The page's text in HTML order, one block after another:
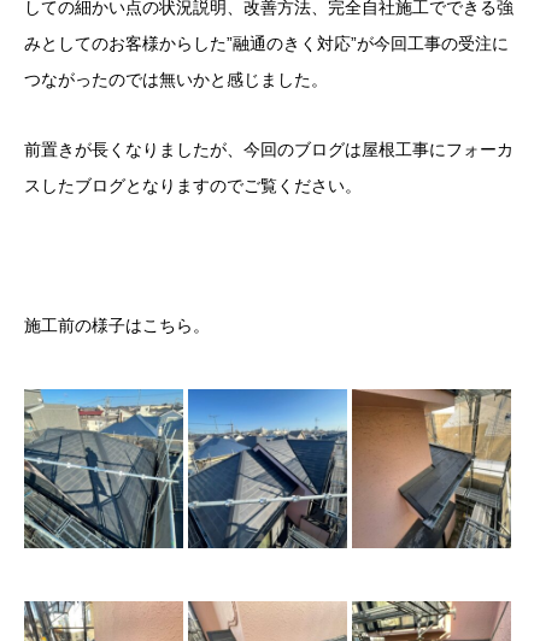
しての細かい点の状況説明、改善方法、完全自社施工でできる強
みとしてのお客様からした”融通のきく対応”が今回工事の受注に
つながったのでは無いかと感じました。
前置きが長くなりましたが、今回のブログは屋根工事にフォーカ
スしたブログとなりますのでご覧ください。
施工前の様子はこちら。